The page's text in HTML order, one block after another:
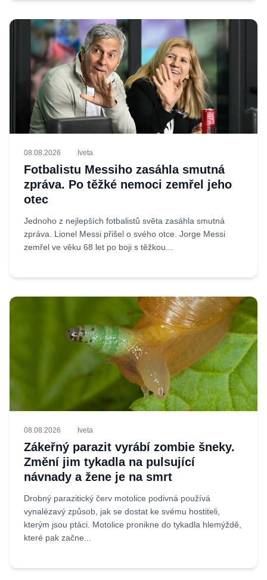
08.08.2026 Iveta
Fotbalistu Messiho zasáhla smutná
zpráva. Po těžké nemoci zemřel jeho
otec
Jednoho z nejlepších fotbalistů světa zasáhla smutná
zpráva. Lionel Messi přišel o svého otce. Jorge Messi
zemřel ve věku 68 let po boji s těžkou...
08.08.2026 Iveta
Zákeřný parazit vyrábí zombie šneky.
Změní jim tykadla na pulsující
návnady a žene je na smrt
Drobný parazitický červ motolice podivná používá
vynalézavý způsob, jak se dostat ke svému hostiteli,
kterým jsou ptáci. Motolice pronikne do tykadla hlemýždě,
které pak začne...